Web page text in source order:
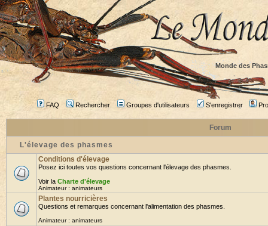
Monde des
FAQ Rechercher Groupes d'utilisateurs S'enregistrer
Forum
L'élevage des phasmes
Conditions d'élevage
Posez ici toutes vos questions concernant l'élevage des phasmes.
Voir la Charte d'élevage
Animateur : animateurs
Plantes nourricières
Questions et remarques concernant l'alimentation des phasmes.
Animateur : animateurs